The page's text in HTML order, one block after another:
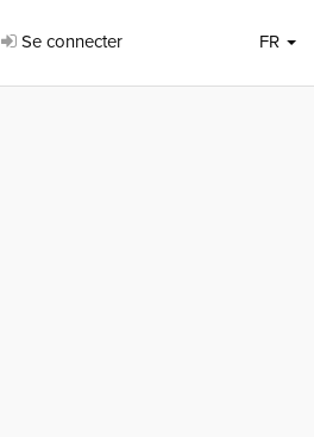
Se connecter FR